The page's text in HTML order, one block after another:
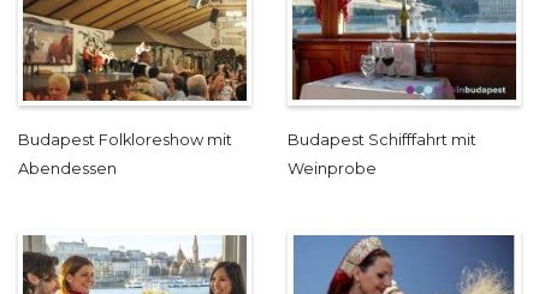
Budapest Folkloreshow mit
Abendessen
Budapest Schifffahrt mit
Weinprobe